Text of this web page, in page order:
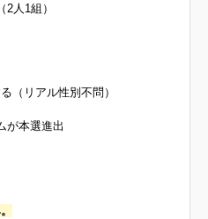
1組）
（リアル性別不問）
が本選進出